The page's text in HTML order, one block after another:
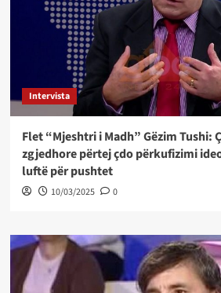
Intervista
Flet “Mjeshtri i Madh” Gëzim Tushi:
zgjedhore përtej çdo përkufizimi
luftë për pushtet
10/03/2025 0